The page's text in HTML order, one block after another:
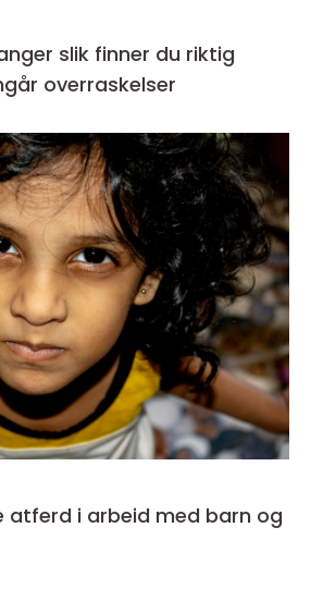
du riktig
overraskelser
atferd i arbeid med barn og